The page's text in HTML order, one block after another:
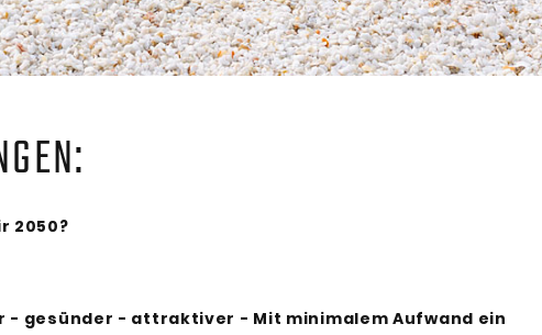
2050?
- gesünder - attraktiver - Mit minimalem Aufwand ein